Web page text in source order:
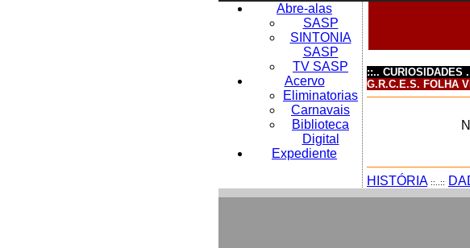
Abre-alas
SASP
SINTONIA
SASP
TV SASP
Acervo
Eliminatorias
Carnavais
Biblioteca
Digital
Expediente
::.. CURIOSIDADES
G.R.C.E.S. FOLHA
HISTÓRIA ::..::